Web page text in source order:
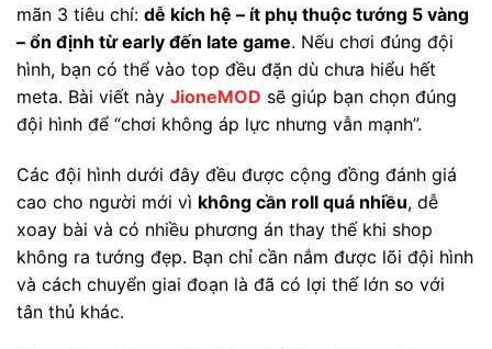
mãn 3 tiêu chí: dễ kích hệ – ít phụ thuộc tướng 5 vàng
– ổn định từ early đến late game. Nếu chơi đúng đội
hình, bạn có thể vào top đều đặn dù chưa hiểu hết
meta. Bài viết này JioneMOD sẽ giúp bạn chọn đúng
đội hình để “chơi không áp lực nhưng vẫn mạnh”.
Các đội hình dưới đây đều được cộng đồng đánh giá
cao cho người mới vì không cần roll quá nhiều, dễ
xoay bài và có nhiều phương án thay thế khi shop
không ra tướng đẹp. Bạn chỉ cần nắm được lõi đội hình
và cách chuyển giai đoạn là đã có lợi thế lớn so với
tân thủ khác.